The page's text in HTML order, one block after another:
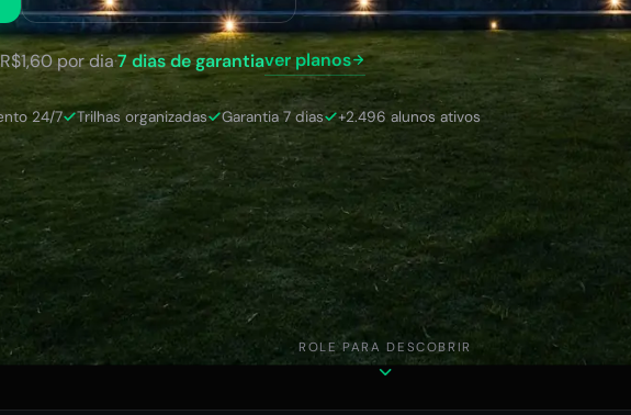
por dia·7 dias de garantiaver planos
24/7 Trilhas organizadas Garantia 7 dias +2.496 alunos ativos
ROLE PARA DESCOBRIR